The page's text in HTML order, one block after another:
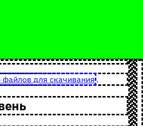
для скачивания .